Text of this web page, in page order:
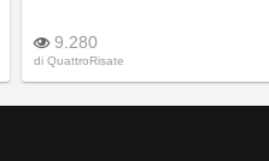
9.280
di QuattroRisate